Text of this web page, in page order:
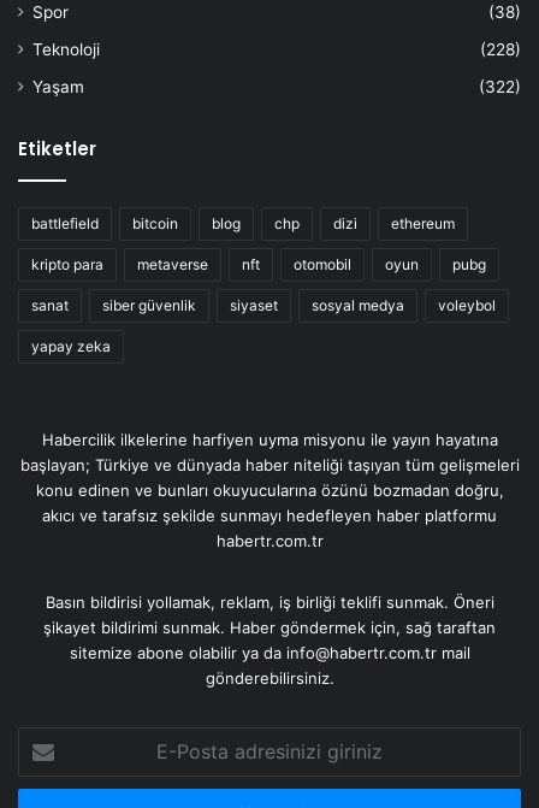
Spor
(38)
Teknoloji
(228)
Yaşam
(322)
Etiketler
battlefield bitcoin blog chp dizi ethereum
kripto para metaverse nft otomobil oyun pubg
sanat siber güvenlik siyaset sosyal medya voleybol
yapay zeka
Habercilik ilkelerine harfiyen uyma misyonu ile yayın hayatına
başlayan; Türkiye ve dünyada haber niteliği taşıyan tüm gelişmeleri
konu edinen ve bunları okuyucularına özünü bozmadan doğru,
akıcı ve tarafsız şekilde sunmayı hedefleyen haber platformu
habertr.com.tr
Basın bildirisi yollamak, reklam, iş birliği teklifi sunmak. Öneri
şikayet bildirimi sunmak. Haber göndermek için, sağ taraftan
sitemize abone olabilir ya da info@habertr.com.tr mail
gönderebilirsiniz.
Posta
adresinizi